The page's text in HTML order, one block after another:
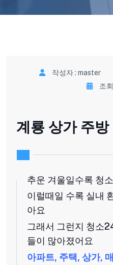
작성자 : master
조
계룡 상가 주방
추운 겨울일수록 청
이럴때일 수록 실내
아요
그래서 그런지 청소
들이 많아졌어요
아파트, 주택, 상가,